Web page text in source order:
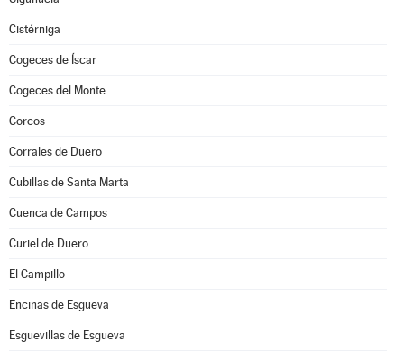
Cistérniga
Cogeces de Íscar
Cogeces del Monte
Corcos
Corrales de Duero
Cubillas de Santa Marta
Cuenca de Campos
Curiel de Duero
El Campillo
Encinas de Esgueva
Esguevillas de Esgueva